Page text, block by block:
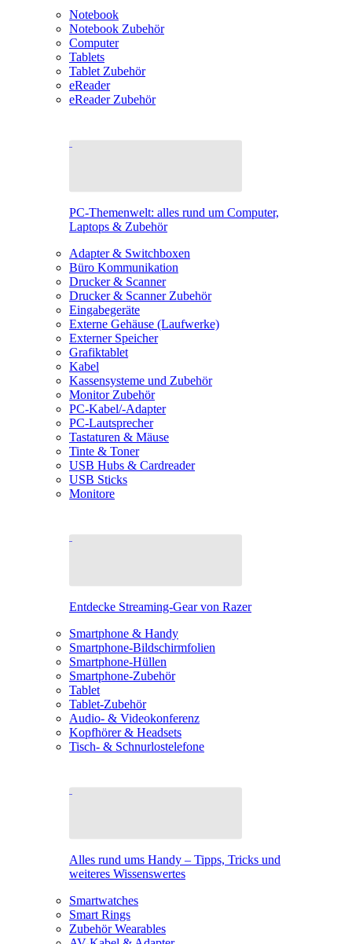
Notebook
Notebook Zubehör
Computer
Tablets
Tablet Zubehör
eReader
eReader Zubehör
PC-Themenwelt: alles rund um Computer,
Laptops & Zubehör
Adapter & Switchboxen
Büro Kommunikation
Drucker & Scanner
Drucker & Scanner Zubehör
Eingabegeräte
Externe Gehäuse (Laufwerke)
Externer Speicher
Grafiktablet
Kabel
Kassensysteme und Zubehör
Monitor Zubehör
PC-Kabel/-Adapter
PC-Lautsprecher
Tastaturen & Mäuse
Tinte & Toner
USB Hubs & Cardreader
USB Sticks
Monitore
Entdecke Streaming-Gear von Razer
Smartphone & Handy
Smartphone-Bildschirmfolien
Smartphone-Hüllen
Smartphone-Zubehör
Tablet
Tablet-Zubehör
Audio- & Videokonferenz
Kopfhörer & Headsets
Tisch- & Schnurlostelefone
Alles rund ums Handy – Tipps, Tricks und
weiteres Wissenswertes
Smartwatches
Smart Rings
Zubehör Wearables